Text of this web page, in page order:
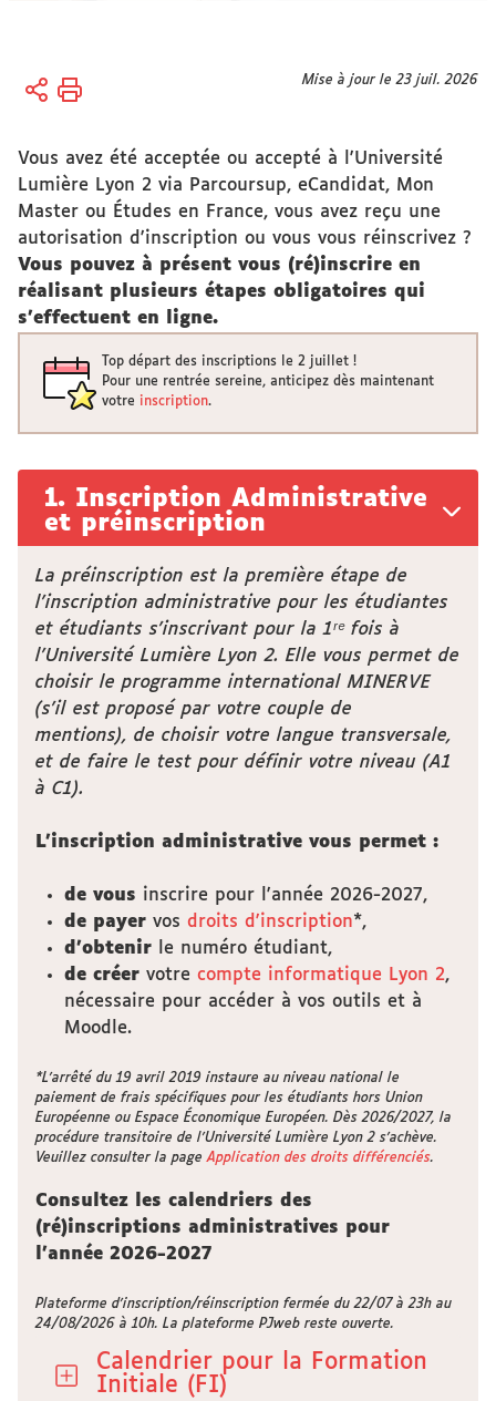
Vous
Accueil
Candidatures,
Inscriptions
Inscriptions
Mise à jour le 23 juil. 2026
Vous avez été acceptée ou accepté à l'Université
Lumière Lyon 2 via Parcoursup, eCandidat, Mon
Master ou Études en France, vous avez reçu une
autorisation d'inscription ou vous vous réinscrivez ?
Vous pouvez à présent vous (ré)inscrire en
réalisant plusieurs étapes obligatoires qui
s'effectuent en ligne.
Top départ des inscriptions le 2 juillet !
Pour une rentrée sereine, anticipez dès maintenant
votre inscription.
1. Inscription Administrative
et préinscription
La préinscription est la première étape de
l'inscription administrative pour les étudiantes
et étudiants s'inscrivant pour la 1ʳᵉ fois à
l'Université Lumière Lyon 2. Elle vous permet de
choisir le programme international MINERVE
(s'il est proposé par votre couple de
mentions), de choisir votre langue transversale,
et de faire le test pour définir votre niveau (A1
à C1).
L'inscription administrative vous permet :
de vous inscrire pour l'année 2026-2027,
de payervos droits d'inscription*,
d'obtenirle numéro étudiant,
de créer votre compte informatique Lyon 2,
nécessaire pour accéder à vos outils et à
Moodle.
*L’arrêté du 19 avril 2019 instaure au niveau national le
paiement de frais spécifiques pour les étudiants hors Union
Européenne ou Espace Économique Européen. Dès 2026/2027, la
procédure transitoire de l’Université Lumière Lyon 2 s’achève.
Veuillez consulter la pageApplication des droits différenciés.
Consultez les calendriers des
(ré)inscriptions administratives pour
l'année 2026-2027
Plateforme d’inscription/réinscription fermée du 22/07 à 23h au
24/08/2026 à 10h. La plateforme PJweb reste ouverte.
Calendrier pour la Formation
Initiale (FI)